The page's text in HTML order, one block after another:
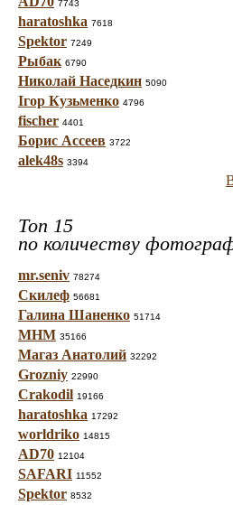
7743
haratoshka 7618
Spektor 7249
Рыбак 6790
Николай Наседкин 5090
Ігор Кузьменко 4796
fischer 4401
Борис Ассеев 3722
alek48s 3394
Топ 15
по количеству
mr.seniv 78274
Скилеф 56681
Галина Шаненко 51714
МНМ 35166
Магаз Анатолий 32292
Grozniy 22990
Crakodil 19166
haratoshka 17292
worldriko 14815
AD70 12104
SAFARI 11552
Spektor 8532